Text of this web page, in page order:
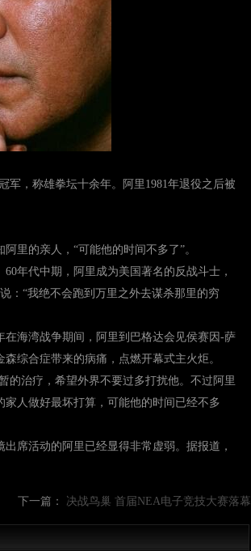
军，称雄拳坛十余年。阿里1981年退役之后被
里的亲人，“可能他的时间不多了”。
年代中期，阿里成为美国著名的反战斗士，
：“我绝不会跑到万里之外去谋杀那里的穷
在海湾战争期间，阿里到巴格达会见侯赛因-萨
综合症带来的病痛，点燃开幕式主火炬。
的治疗，希望外界不要过多打扰他。不过阿里
人做好最坏打算，可能他的时间已经不多
席活动的阿里已经显得非常虚弱。据报道，
下一篇： 决战鸟巢 首届NEA电子竞技大赛落幕